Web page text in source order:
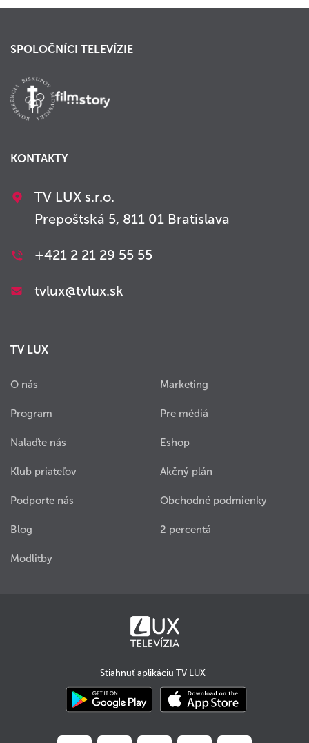
SPOLOČNÍCI TELEVÍZIE
KONTAKTY
TV LUX s.r.o.
Prepoštská 5, 811 01 Bratislava
+421 2 21 29 55 55
tvlux@tvlux.sk
TV LUX
O nás
Program
Nalaďte nás
Klub priateľov
Podporte nás
Blog
Modlitby
Marketing
Pre médiá
Eshop
Akčný plán
Obchodné podmienky
2 percentá
Stiahnuť aplikáciu TV LUX